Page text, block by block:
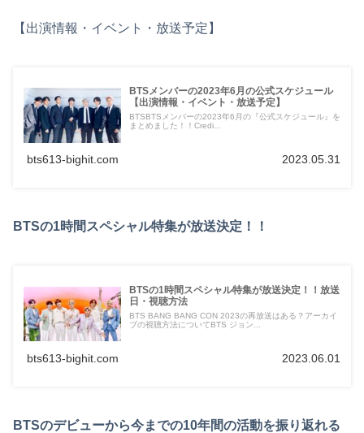
【出演情報・イベント・放送予定】
BTSメンバーの2023年6月の公式スケジュール
【出演情報・イベント・放送予定】
BTSBTSメンバーの2023年6月の『公式スケジュール』を
まとめました！！Credi...
bts613-bighit.com 2023.05.31
BTSの1時間スペシャル特集が放送決定！！
BTSの1時間スペシャル特集が放送決定！！放送
日・視聴方法
BTS BANG BANG CON 2023の再放送はある？アーカイ
ブの視聴方法についてBTS ジョン...
bts613-bighit.com 2023.06.01
BTSのデビューから今までの10年間の活動を振り返れる